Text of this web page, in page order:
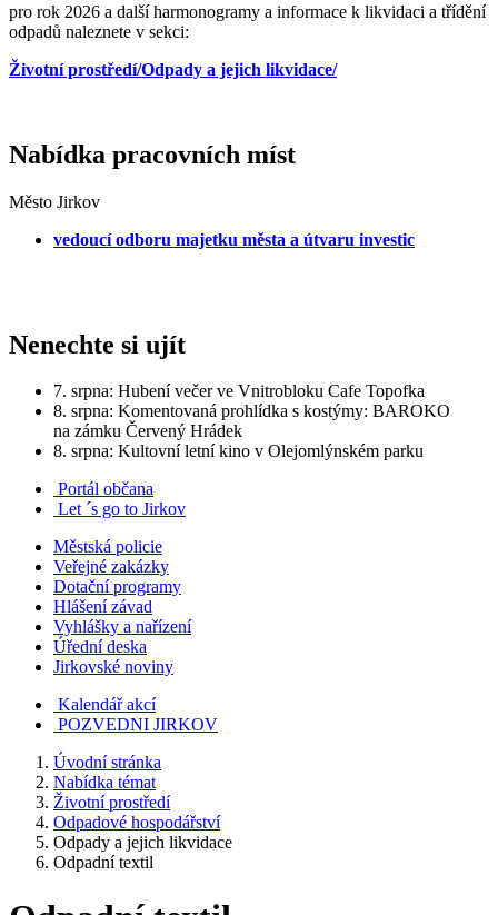
pro rok 2026 a další harmonogramy a informace k likvidaci a třídění
odpadů naleznete v sekci:
Životní prostředí/Odpady a jejich likvidace/
Nabídka pracovních míst
Město Jirkov
vedoucí odboru majetku města a útvaru investic
Nenechte si ujít
7. srpna: Hubení večer ve Vnitrobloku Cafe Topofka
8. srpna: Komentovaná prohlídka s kostýmy: BAROKO
na zámku Červený Hrádek
8. srpna: Kultovní letní kino v Olejomlýnském parku
Portál občana
Let ´s go to Jirkov
Městská policie
Veřejné zakázky
Dotační programy
Hlášení závad
Vyhlášky a nařízení
Úřední deska
Jirkovské noviny
Kalendář akcí
POZVEDNI JIRKOV
Úvodní stránka
Nabídka témat
Životní prostředí
Odpadové hospodářství
Odpady a jejich likvidace
Odpadní textil